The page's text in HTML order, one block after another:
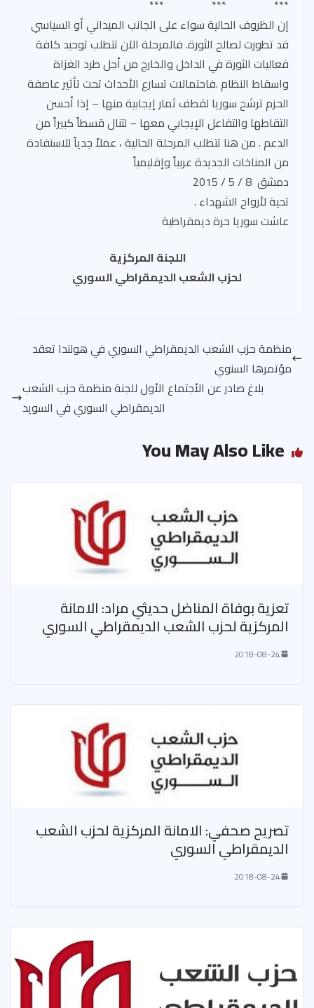
*** *** ***
إن الظروف الحالية سواء على الجانب الميداني أو السياسي
قد تطورت لصالح الثورة. فالمرحلة الآن تتطلب توحيد كافة
فعاليات الثورة في الداخل والخارج من أجل طرد الغزاة
واسقاط النظام .فاحتمالات تسارع الأحداث تحت تأثير عاصفة
الحزم ترشح سوريا لقطف ثمار إيجابية منها – إذا أحسن
التقاطها والتفاعل الإيجابي معها – لتنال قسطاً كبيراً من
الدعم . من هنا تتطلب المرحلة الحالية ، عملاً جدياً للاستفادة
من المناخات الجديدة عربياً وإقليمياً
دمشق 8 / 5 / 2015
تحية لأرواح الشهداء .
عاشت سوريا حرة ديمقراطية
اللجنة المركزية
لحزب الشعب الديمقراطي السوري
منظمة حزب الشعب الديمقراطي السوري في هولندا تعقد
مؤتمرها السنوي
بلاغ صادر عن الأجتماع الأول للجنة منظمة حزب الشعب
الديمقراطي السوري في السويد
You May Also Like
تعزية بوفاة المناضل حديثي مراد: الامانة
المركزية لحزب الشعب الديمقراطي السوري
2018-08-24
تصريح صحفي: الامانة المركزية لحزب الشعب
الديمقراطي السوري
2018-08-24